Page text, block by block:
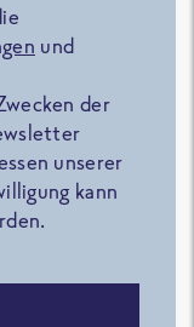
und
der
unserer
kann